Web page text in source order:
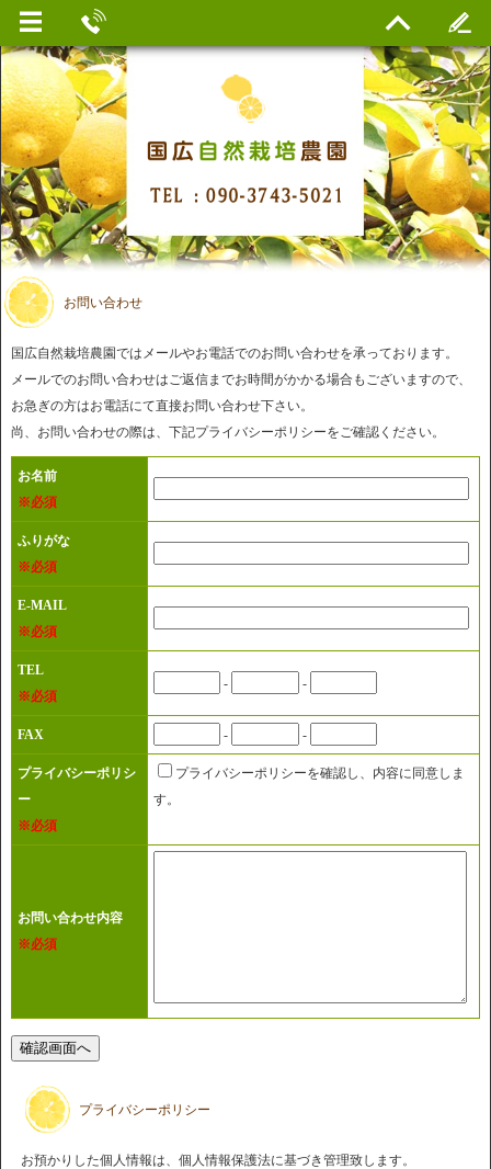
お問い合わせ
国広自然栽培農園ではメールやお電話でのお問い合わせを承っております。
メールでのお問い合わせはご返信までお時間がかかる場合もございますので、
お急ぎの方はお電話にて直接お問い合わせ下さい。
尚、お問い合わせの際は、下記プライバシーポリシーをご確認ください。
お名前
※必須
ふりがな
※必須
E-MAIL
※必須
TEL
※必須
- -
FAX - -
プライバシーポリシ
ー
※必須
プライバシーポリシーを確認し、内容に同意しま
す。
お問い合わせ内容
※必須
プライバシーポリシー
お預かりした個人情報は、個人情報保護法に基づき管理致します。